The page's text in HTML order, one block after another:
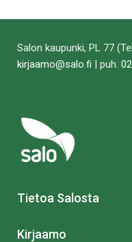
Salon kaupunki, PL 77
kirjaamo@salo.fi | puh.
Tietoa Salosta
Kirjaamo